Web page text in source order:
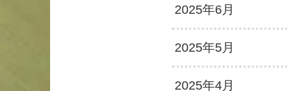
2025年6月
2025年5月
2025年4月